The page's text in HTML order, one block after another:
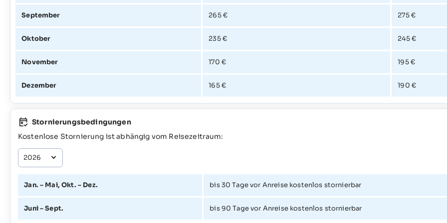
September 265 € 275 €
Oktober 235 € 245 €
November 170 € 195 €
Dezember 165 € 190 €
Stornierungsbedingungen
Kostenlose Stornierung ist abhängig vom Reisezeitraum:
Jan. – Mai, Okt. – Dez. bis 30 Tage vor Anreise kostenlos stornierbar
Juni – Sept. bis 90 Tage vor Anreise kostenlos stornierbar